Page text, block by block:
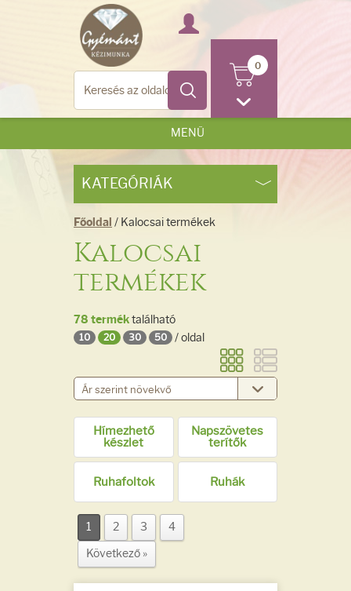
0
MENÜ
KATEGÓRIÁK
Főoldal / Kalocsai termékek
Kalocsai
termékek
78 terméktalálható
10 20 30 50 / oldal
Hímezhető
készlet
Napszövetes
terítők
Ruhafoltok Ruhák
1 2 3
4
Következő »